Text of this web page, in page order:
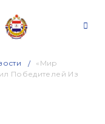
«Мир
Победителей Из